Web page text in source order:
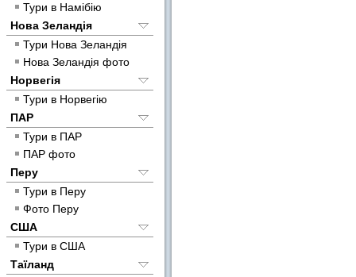
Тури в Намібію
Нова Зеландія
Тури Нова Зеландія
Нова Зеландія фото
Норвегія
Тури в Норвегію
ПАР
Тури в ПАР
ПАР фото
Перу
Тури в Перу
Фото Перу
США
Тури в США
Таїланд